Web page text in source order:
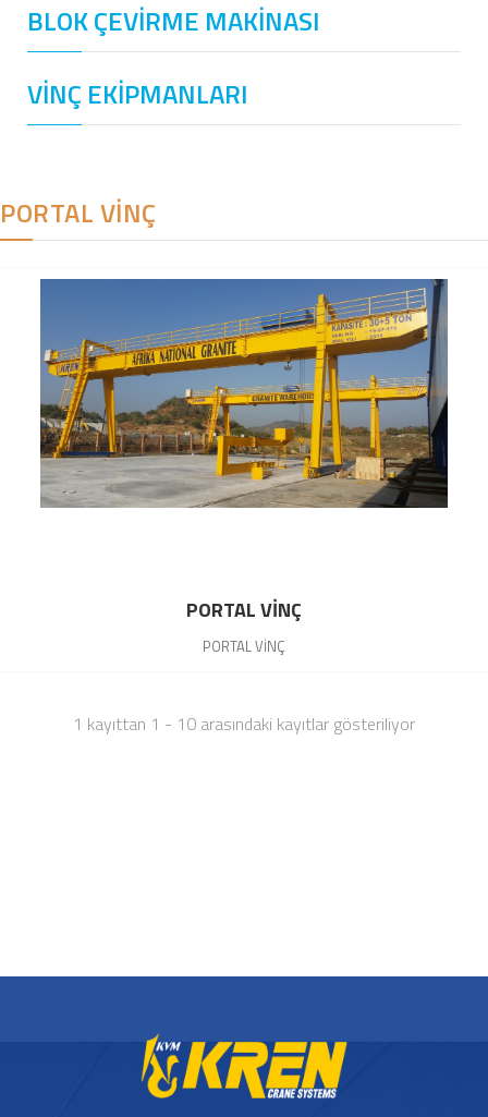
BLOK ÇEVİRME MAKİNASI
VİNÇ EKİPMANLARI
PORTAL VİNÇ
PORTAL VİNÇ
PORTAL VİNÇ
1 kayıttan 1 - 10 arasındaki kayıtlar gösteriliyor